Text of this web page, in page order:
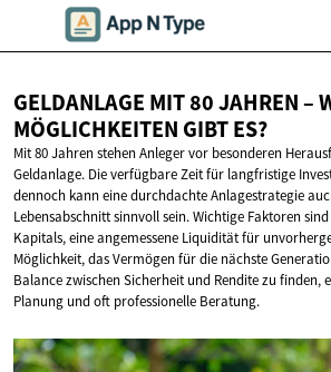
GELDANLAGE MIT 80 JAHREN –
MÖGLICHKEITEN GIBT ES?
Mit 80 Jahren stehen Anleger vor besonderen
Geldanlage. Die verfügbare Zeit für langfristige
dennoch kann eine durchdachte Anlagestrategie
Lebensabschnitt sinnvoll sein. Wichtige Faktoren
Kapitals, eine angemessene Liquidität für
Möglichkeit, das Vermögen für die nächste
Balance zwischen Sicherheit und Rendite zu
Planung und oft professionelle Beratung.